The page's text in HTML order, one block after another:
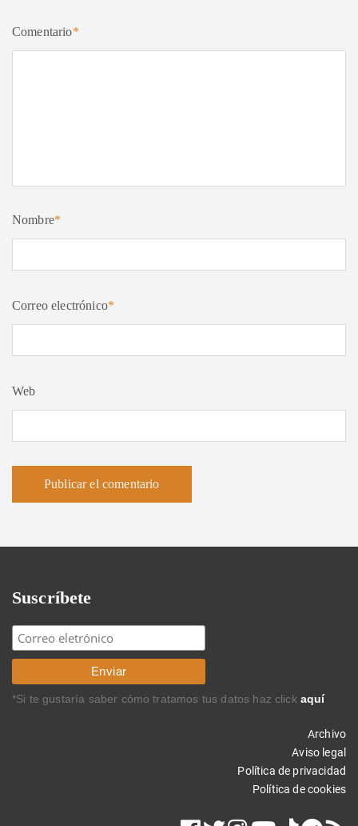
Comentario*
Nombre*
Correo electrónico*
Web
Suscríbete
*Si te gustaría saber cómo tratamos tus datos haz click aquí
Archivo
Aviso legal
Política de privacidad
Política de cookies